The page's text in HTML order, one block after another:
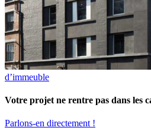
d’immeuble
Votre projet ne rentre pas dans les
Parlons-en directement !